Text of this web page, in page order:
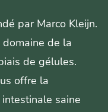
par Marco Kleijn.
de la
de gélules.
offre la
saine